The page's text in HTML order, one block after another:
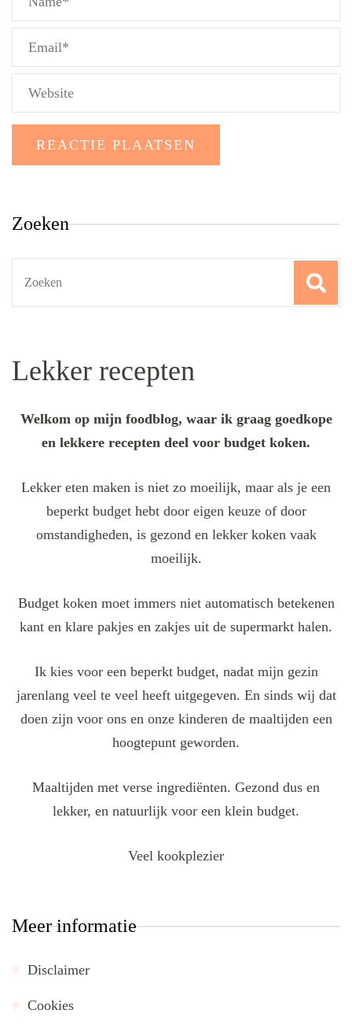
Zoeken
Lekker recepten
Welkom op mijn foodblog, waar ik graag goedkope
en lekkere recepten deel voor budget koken.
Lekker eten maken is niet zo moeilijk, maar als je een
beperkt budget hebt door eigen keuze of door
omstandigheden, is gezond en lekker koken vaak
moeilijk.
Budget koken moet immers niet automatisch betekenen
kant en klare pakjes en zakjes uit de supermarkt halen.
Ik kies voor een beperkt budget, nadat mijn gezin
jarenlang veel te veel heeft uitgegeven. En sinds wij dat
doen zijn voor ons en onze kinderen de maaltijden een
hoogtepunt geworden.
Maaltijden met verse ingrediënten. Gezond dus en
lekker, en natuurlijk voor een klein budget.
Veel kookplezier
Meer informatie
Disclaimer
Cookies